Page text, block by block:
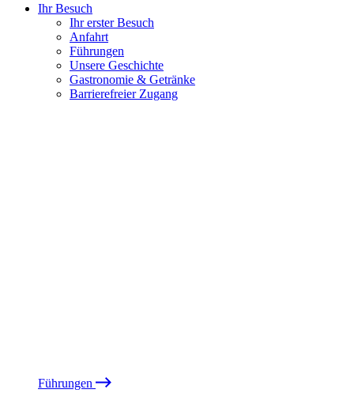
Ihr Besuch
Ihr erster Besuch
Anfahrt
Führungen
Unsere Geschichte
Gastronomie & Getränke
Barrierefreier Zugang
Führungen